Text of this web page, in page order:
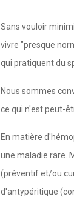
Sans vouloir
vivre "presque
qui pratiquent du
Nous sommes
ce qui n'est peut-
En matière
une maladie rare.
(préventif et/ou
d'antypéritique